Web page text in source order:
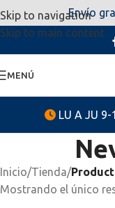
Skip to navigation
Skip to main content
estaremos
MENÚ
LU A JU
Inicio/Tienda/
Mostrando el único
Envío